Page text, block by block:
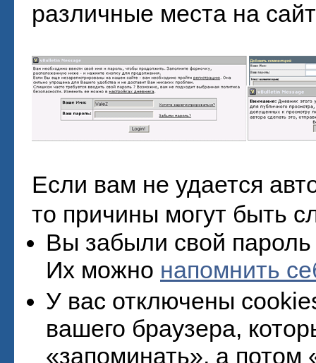
различные места на
Если вам не удается
то причины могут быть
Вы забыли свой
Их можно напомнить
У вас отключены
вашего браузера,
«запоминать», а потом